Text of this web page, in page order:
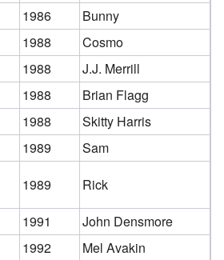
1986
Bunny
1988
Cosmo
1988
J.J. Merrill
1988
Brian Flagg
1988
Skitty Harris
1989
Sam
1989
Rick
1991
John Densmore
1992
Mel Avakin